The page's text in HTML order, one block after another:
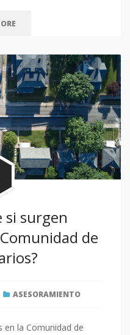
si surgen
de
ASESORAMIENTO
en la Comunidad de